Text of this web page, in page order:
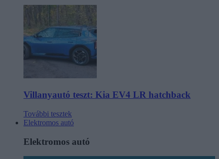
Villanyautó teszt: Kia EV4 LR hatchback
További tesztek
Elektromos autó
Elektromos autó